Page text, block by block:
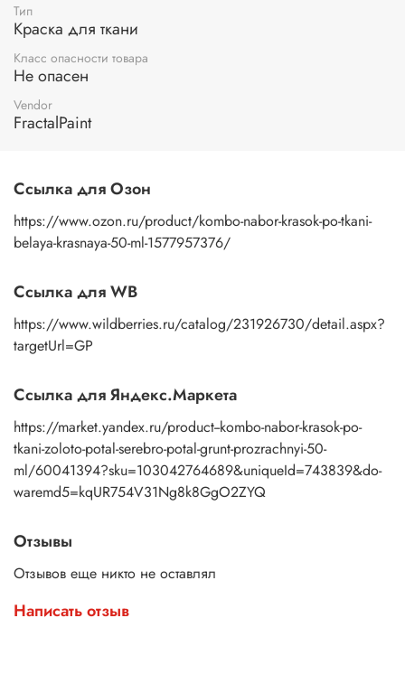
Тип
Краска для ткани
Класс опасности товара
Не опасен
Vendor
FractalPaint
Ссылка для Озон
https://www.ozon.ru/product/kombo-nabor-krasok-po-tkani-
belaya-krasnaya-50-ml-1577957376/
Ссылка для WB
https://www.wildberries.ru/catalog/231926730/detail.aspx?
targetUrl=GP
Ссылка для Яндекс.Маркета
https://market.yandex.ru/product--kombo-nabor-krasok-po-
tkani-zoloto-potal-serebro-potal-grunt-prozrachnyi-50-
ml/60041394?sku=103042764689&uniqueId=743839&do-
waremd5=kqUR754V31Ng8k8GgO2ZYQ
Отзывы
Отзывов еще никто не оставлял
Написать отзыв